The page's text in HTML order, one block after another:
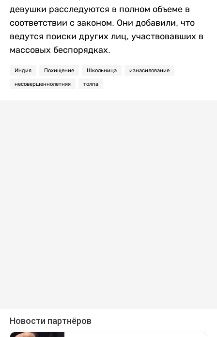
девушки расследуются в полном объеме в
соответствии с законом. Они добавили, что
ведутся поиски других лиц, участвовавших в
массовых беспорядках.
Индия Похищение Школьница изнасилование
несовершеннолетняя толпа